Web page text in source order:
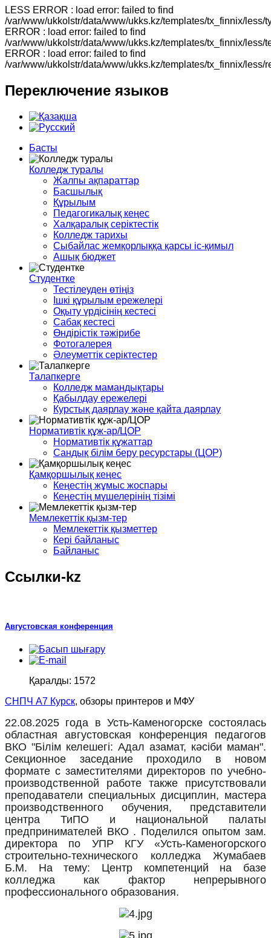
LESS ERROR : load error: failed to find
/var/www/ukkolstr/data/www/ukks.kz/templates/tx_finnix/less/
ERROR : load error: failed to find
/var/www/ukkolstr/data/www/ukks.kz/templates/tx_finnix/less/
ERROR : load error: failed to find
/var/www/ukkolstr/data/www/ukks.kz/templates/tx_finnix/less/
Переключение языков
Басты
Колледж туралы
Жалпы ақпараттар
Басшылық
Құрылым
Педагогикалық кеңес
Халқаралық серіктестік
Колледж тарихы
Сыбайлас жемқорлыққа қарсы іс-қимыл
Ашық бюджет
Студентке
Тестілеуден өтіңіз
Ішкі құрылым ережелері
Оқыту үрдісінің кестесі
Сабақ кестесі
Өндірістік тәжірибе
Фотогалерея
Әлеуметтік серіктестер
Талапкерге
Колледж мамандықтары
Қабылдау ережелері
Курстық даярлау және қайта даярлау
Нормативтік құж-ар/ЦОР
Нормативтік құжаттар
Сандық білім беру ресурстары (ЦОР)
Қамқоршылық кеңес
Кеңестің жұмыс жоспары
Кеңестің мүшелерінің тізімі
Мемлекеттік қызм-тер
Мемлекеттік қызметтер
Кері байланыс
Байланыс
Ссылки-kz
Августовская конференция
Қаралды: 1572
СНПЧ А7 Курск, обзоры принтеров и МФУ
22.08.2025 года в Усть-Каменогорске состоялась
областная августовская конференция педагогов
ВКО "Білім келешегі: Адал азамат, кәсіби маман".
Секционное заседание проходило в новом
формате с заместителями директоров по учебно-
производственной работе также присутствовали
преподаватели специальных дисциплин, мастера
производственного обучения, представители
центра ТиПО и национальной палаты
предпринимателей ВКО . Поделился опытом зам.
директора по УПР КГУ «Усть-Каменогорского
строительно-технического колледжа Жумабаев
Б.М. На тему: Центр компетенций на базе
колледжа как фактор непрерывного
профессионального образования.